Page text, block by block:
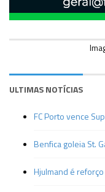
ULTIMAS NOTÍCIAS
FC Porto vence
Benfica goleia St.
Hjulmand é